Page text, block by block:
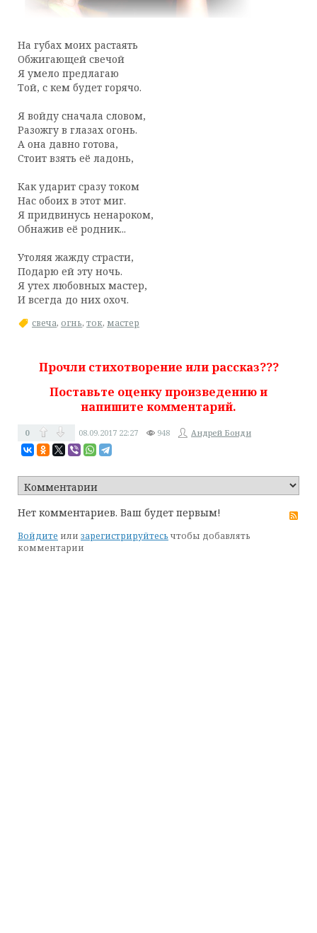
На губах моих растаять
Обжигающей свечой
Я умело предлагаю
Той, с кем будет горячо.
Я войду сначала словом,
Разожгу в глазах огонь.
А она давно готова,
Стоит взять её ладонь,
Как ударит сразу током
Нас обоих в этот миг.
Я придвинусь ненароком,
Обнажив её родник...
Утоляя жажду страсти,
Подарю ей эту ночь.
Я утех любовных мастер,
И всегда до них охоч.
свеча, огнь, ток, мастер
Прочли стихотворение или рассказ???
Поставьте оценку произведению и
напишите комментарий.
0 08.09.2017 22:27 948 Андрей Бонди
Нет комментариев. Ваш будет первым!
Войдите или зарегистрируйтесь чтобы добавлять
комментарии